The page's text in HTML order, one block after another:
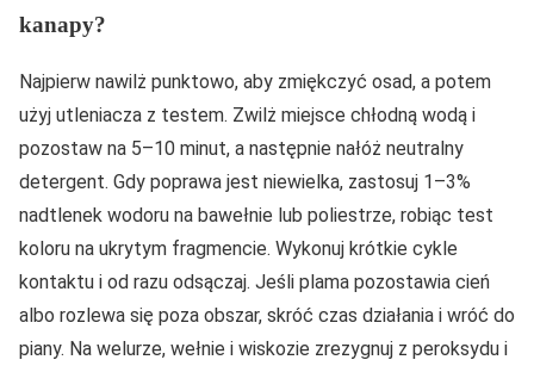
kanapy?
Najpierw nawilż punktowo, aby zmiękczyć osad, a potem
użyj utleniacza z testem. Zwilż miejsce chłodną wodą i
pozostaw na 5–10 minut, a następnie nałóż neutralny
detergent. Gdy poprawa jest niewielka, zastosuj 1–3%
nadtlenek wodoru na bawełnie lub poliestrze, robiąc test
koloru na ukrytym fragmencie. Wykonuj krótkie cykle
kontaktu i od razu odsączaj. Jeśli plama pozostawia cień
albo rozlewa się poza obszar, skróć czas działania i wróć do
piany. Na welurze, wełnie i wiskozie zrezygnuj z peroksydu i